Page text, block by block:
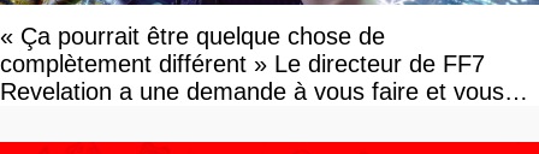
« Ça pourrait être quelque chose de
complètement différent » Le directeur de FF7
Revelation a une demande à vous faire et vous